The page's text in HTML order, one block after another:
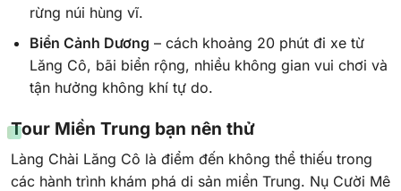
rừng núi hùng vĩ.
Biển Cảnh Dương – cách khoảng 20 phút đi xe từ
Lăng Cô, bãi biển rộng, nhiều không gian vui chơi và
tận hưởng không khí tự do.
Tour Miền Trung bạn nên thử
Làng Chài Lăng Cô là điểm đến không thể thiếu trong
các hành trình khám phá di sản miền Trung. Nụ Cười Mê